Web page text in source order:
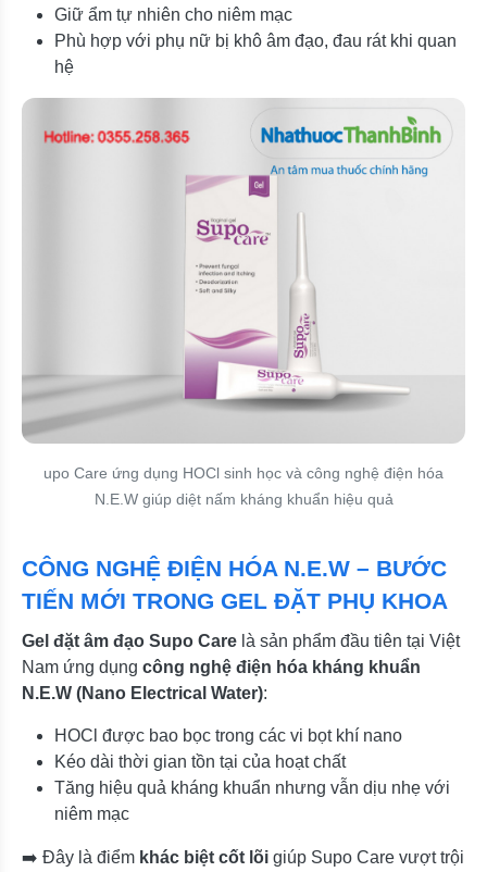
Giữ ẩm tự nhiên cho niêm mạc
Phù hợp với phụ nữ bị khô âm đạo, đau rát khi quan
hệ
upo Care ứng dụng HOCl sinh học và công nghệ điện hóa
N.E.W giúp diệt nấm kháng khuẩn hiệu quả
CÔNG NGHỆ ĐIỆN HÓA N.E.W – BƯỚC
TIẾN MỚI TRONG GEL ĐẶT PHỤ KHOA
Gel đặt âm đạo Supo Care là sản phẩm đầu tiên tại Việt
Nam ứng dụng công nghệ điện hóa kháng khuẩn
N.E.W (Nano Electrical Water):
HOCl được bao bọc trong các vi bọt khí nano
Kéo dài thời gian tồn tại của hoạt chất
Tăng hiệu quả kháng khuẩn nhưng vẫn dịu nhẹ với
niêm mạc
➡️ Đây là điểm khác biệt cốt lõi giúp Supo Care vượt trội